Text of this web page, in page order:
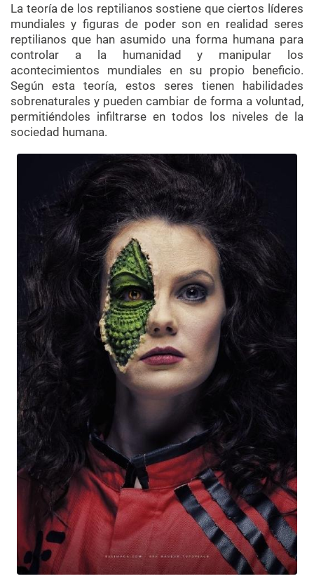
La teoría de los reptilianos sostiene que ciertos líderes
mundiales y figuras de poder son en realidad seres
reptilianos que han asumido una forma humana para
controlar a la humanidad y manipular los
acontecimientos mundiales en su propio beneficio.
Según esta teoría, estos seres tienen habilidades
sobrenaturales y pueden cambiar de forma a voluntad,
permitiéndoles infiltrarse en todos los niveles de la
sociedad humana.